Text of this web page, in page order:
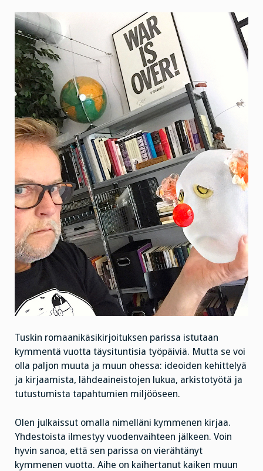
Tuskin romaanikäsikirjoituksen parissa istutaan
kymmentä vuotta täysituntisia työpäiviä. Mutta se voi
olla paljon muuta ja muun ohessa: ideoiden kehittelyä
ja kirjaamista, lähdeaineistojen lukua, arkistotyötä ja
tutustumista tapahtumien miljööseen.
Olen julkaissut omalla nimelläni kymmenen kirjaa.
Yhdestoista ilmestyy vuodenvaihteen jälkeen. Voin
hyvin sanoa, että sen parissa on vierähtänyt
kymmenen vuotta. Aihe on kaihertanut kaiken muun